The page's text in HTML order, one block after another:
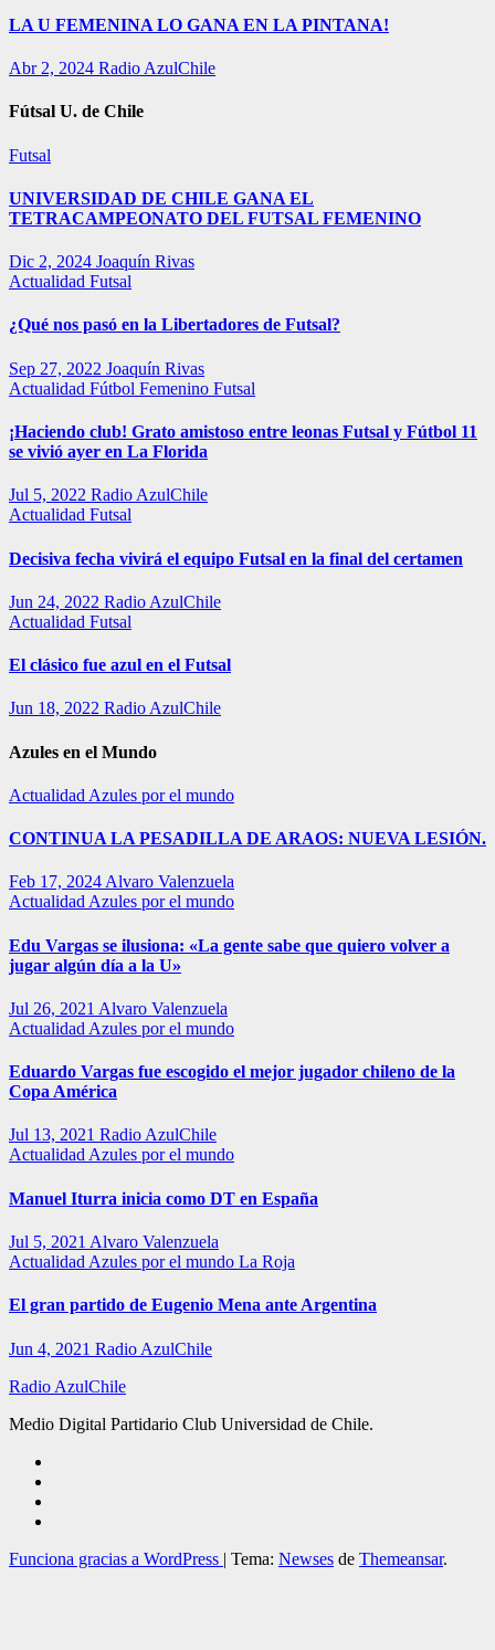
LA U FEMENINA LO GANA EN LA PINTANA!
Abr 2, 2024 Radio AzulChile
Fútsal U. de Chile
Futsal
UNIVERSIDAD DE CHILE GANA EL
TETRACAMPEONATO DEL FUTSAL FEMENINO
Dic 2, 2024 Joaquín Rivas
Actualidad Futsal
¿Qué nos pasó en la Libertadores de Futsal?
Sep 27, 2022 Joaquín Rivas
Actualidad Fútbol Femenino Futsal
¡Haciendo club! Grato amistoso entre leonas Futsal y Fútbol 11
se vivió ayer en La Florida
Jul 5, 2022 Radio AzulChile
Actualidad Futsal
Decisiva fecha vivirá el equipo Futsal en la final del certamen
Jun 24, 2022 Radio AzulChile
Actualidad Futsal
El clásico fue azul en el Futsal
Jun 18, 2022 Radio AzulChile
Azules en el Mundo
Actualidad Azules por el mundo
CONTINUA LA PESADILLA DE ARAOS: NUEVA LESIÓN.
Feb 17, 2024 Alvaro Valenzuela
Actualidad Azules por el mundo
Edu Vargas se ilusiona: «La gente sabe que quiero volver a
jugar algún día a la U»
Jul 26, 2021 Alvaro Valenzuela
Actualidad Azules por el mundo
Eduardo Vargas fue escogido el mejor jugador chileno de la
Copa América
Jul 13, 2021 Radio AzulChile
ActualidadAzules por el mundo
Manuel Iturra inicia como DT en España
Jul 5, 2021 Alvaro Valenzuela
Actualidad Azules por el mundo La Roja
El gran partido de Eugenio Mena ante Argentina
Jun 4, 2021 Radio AzulChile
Radio AzulChile
Medio Digital Partidario Club Universidad de Chile.
Funciona gracias a WordPress | Tema: Newses de Themeansar.